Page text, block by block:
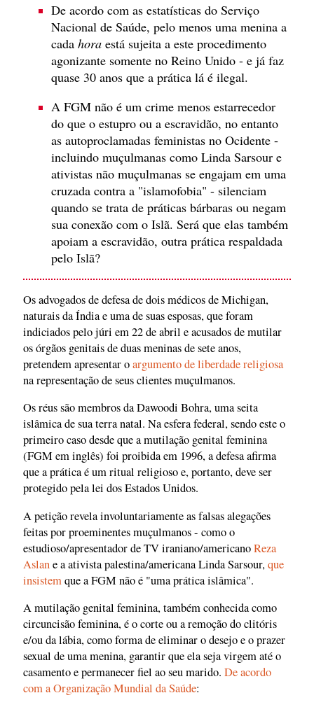
De acordo com as estatísticas do Serviço
Nacional de Saúde, pelo menos uma menina a
cada hora está sujeita a este procedimento
agonizante somente no Reino Unido - e já faz
quase 30 anos que a prática lá é ilegal.
A FGM não é um crime menos estarrecedor
do que o estupro ou a escravidão, no entanto
as autoproclamadas feministas no Ocidente -
incluindo muçulmanas como Linda Sarsour e
ativistas não muçulmanas se engajam em uma
cruzada contra a "islamofobia" - silenciam
quando se trata de práticas bárbaras ou negam
sua conexão com o Islã. Será que elas também
apoiam a escravidão, outra prática respaldada
pelo Islã?
Os advogados de defesa de dois médicos de Michigan,
naturais da Índia e uma de suas esposas, que foram
indiciados pelo júri em 22 de abril e acusados de mutilar
os órgãos genitais de duas meninas de sete anos,
pretendem apresentar oargumento de liberdade religiosa
na representação de seus clientes muçulmanos.
Os réus são membros da Dawoodi Bohra, uma seita
islâmica de sua terra natal. Na esfera federal, sendo este o
primeiro caso desde que a mutilação genital feminina
(FGM em inglês) foi proibida em 1996, a defesa afirma
que a prática é um ritual religioso e, portanto, deve ser
protegido pela lei dos Estados Unidos.
A petição revela involuntariamente as falsas alegações
feitas por proeminentes muçulmanos - como o
estudioso/apresentador de TV iraniano/americanoReza
Aslane a ativista palestina/americana Linda Sarsour,que
insistemque a FGM não é "uma prática islâmica".
A mutilação genital feminina, também conhecida como
circuncisão feminina, é o corte ou a remoção do clitóris
e/ou da lábia, como forma de eliminar o desejo e o prazer
sexual de uma menina, garantir que ela seja virgem até o
casamento e permanecer fiel ao seu marido. De acordo
com a Organização Mundial da Saúde: